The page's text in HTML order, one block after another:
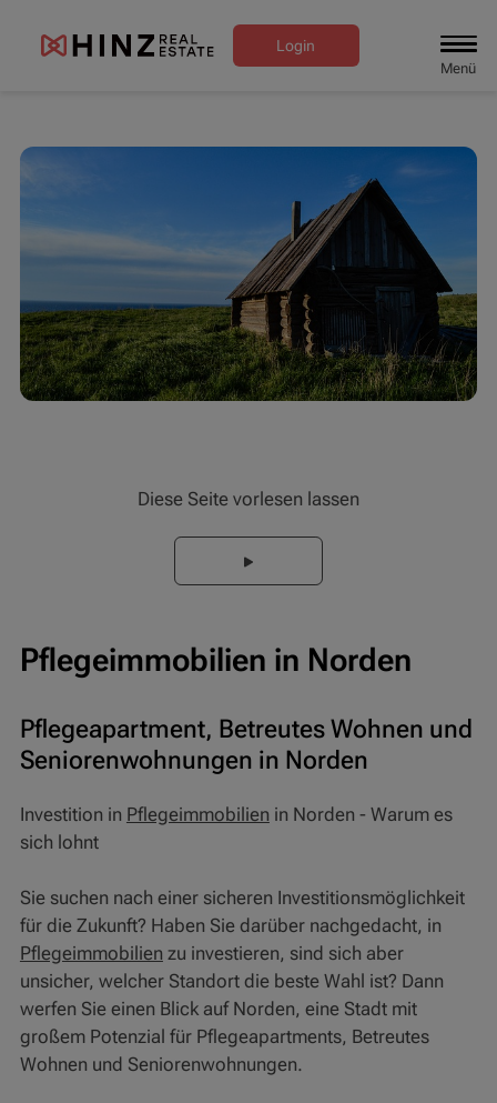
Login
Diese Seite vorlesen lassen
Pflegeimmobilien in Norden
Pflegeapartment, Betreutes Wohnen und
Seniorenwohnungen in Norden
Investition in Pflegeimmobilien in Norden - Warum es
sich lohnt
Sie suchen nach einer sicheren Investitionsmöglichkeit
für die Zukunft? Haben Sie darüber nachgedacht, in
Pflegeimmobilien zu investieren, sind sich aber
unsicher, welcher Standort die beste Wahl ist? Dann
werfen Sie einen Blick auf Norden, eine Stadt mit
großem Potenzial für Pflegeapartments, Betreutes
Wohnen und Seniorenwohnungen.